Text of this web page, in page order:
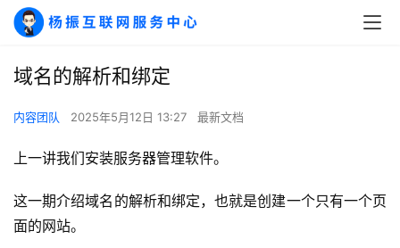
域名的解析和绑定
内容团队 2025年5月12日 13:27 最新文档
上一讲我们安装服务器管理软件。
这一期介绍域名的解析和绑定，也就是创建一个只有一个页
面的网站。